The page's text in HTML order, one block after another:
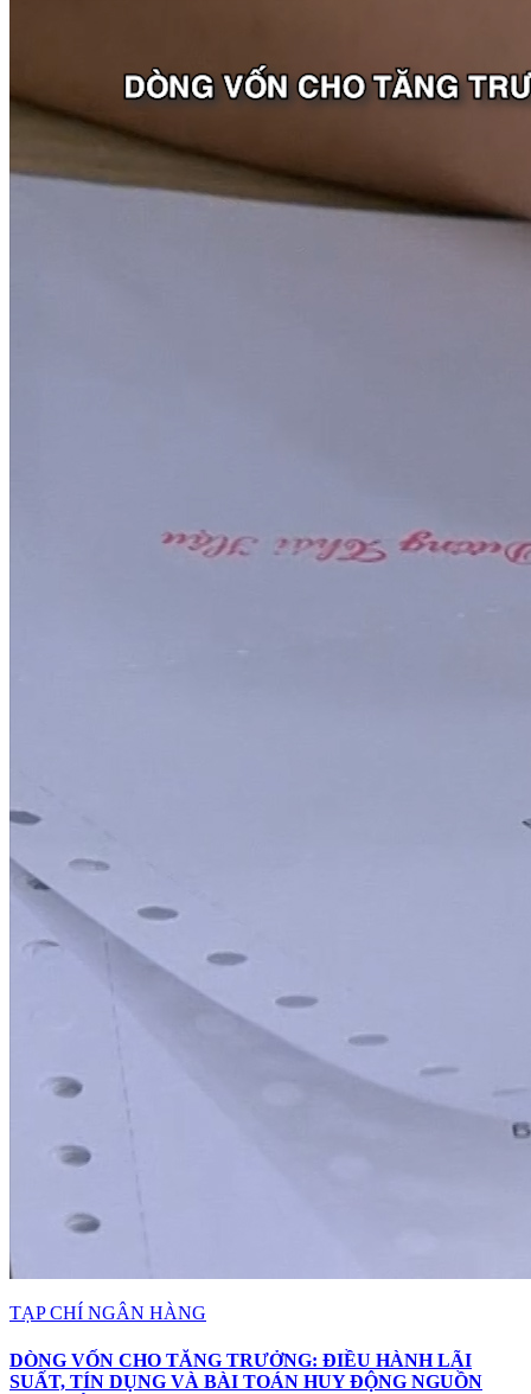
TẠP CHÍ NGÂN HÀNG
DÒNG VỐN CHO TĂNG TRƯỞNG: ĐIỀU HÀNH LÃI
SUẤT, TÍN DỤNG VÀ BÀI TOÁN HUY ĐỘNG NGUỒN